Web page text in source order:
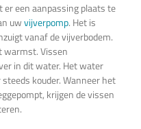
een aanpassing plaats te
uwvijverpomp. Het is
vanaf de vijverbodem.
warmst. Vissen
in dit water. Het water
kouder. Wanneer het
krijgen de vissen